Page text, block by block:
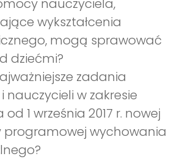
nauczyciela,
wykształcenia
mogą sprawować
dziećmi?
zadania
nauczycieli w zakresie
1 września 2017 r. nowej
wychowania